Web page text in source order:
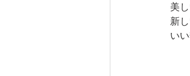
美
新
い